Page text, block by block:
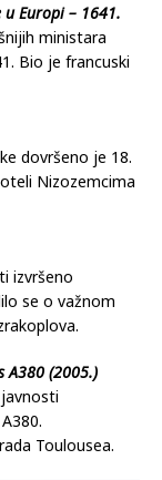
Europi – 1641.
ministara
Bio je francuski
dovršeno je 18.
Nizozemcima
izvršeno
se o važnom
A380 (2005.)
Toulousea.